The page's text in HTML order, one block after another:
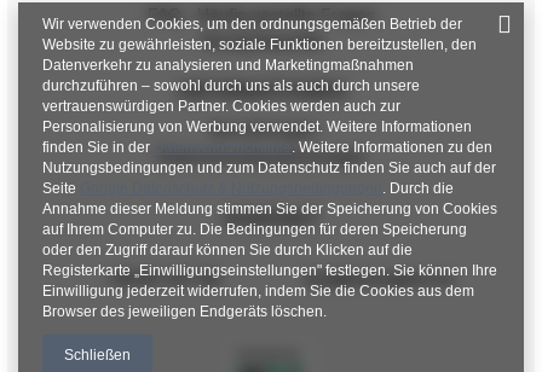
FAQ - Häufig gestellte Fragen
Rückgabepolitik
INFORMATIONEN
Verordnungen
Datenschutzbestimmungen
KONTAKT
+48 601 547 740 hurt@factoryprice.eu
Wir verwenden Cookies, um den ordnungsgemäßen Betrieb der
Website zu gewährleisten, soziale Funktionen bereitzustellen, den
Datenverkehr zu analysieren und Marketingmaßnahmen
durchzuführen – sowohl durch uns als auch durch unsere
vertrauenswürdigen Partner. Cookies werden auch zur
Personalisierung von Werbung verwendet. Weitere Informationen
finden Sie in der
Datenschutzrichtlinie. Weitere Informationen zu den
Nutzungsbedingungen und zum Datenschutz finden Sie auch auf der
Seite
. Durch die
Annahme dieser Meldung stimmen Sie der Speicherung von Cookies
auf Ihrem Computer zu. Die Bedingungen für deren Speicherung
oder den Zugriff darauf können Sie durch Klicken auf die
Registerkarte „Einwilligungseinstellungen" festlegen. Sie können Ihre
Einwilligung jederzeit widerrufen, indem Sie die Cookies aus dem
Browser des jeweiligen Endgeräts löschen.
Schließen